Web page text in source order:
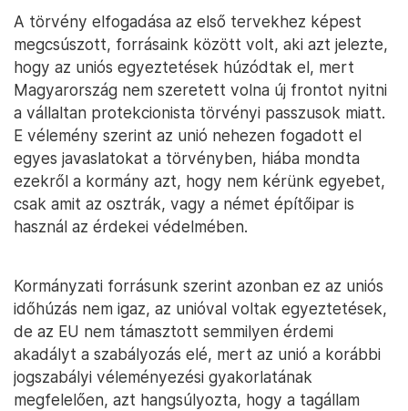
A törvény elfogadása az első tervekhez képest
megcsúszott, forrásaink között volt, aki azt jelezte,
hogy az uniós egyeztetések húzódtak el, mert
Magyarország nem szeretett volna új frontot nyitni
a vállaltan protekcionista törvényi passzusok miatt.
E vélemény szerint az unió nehezen fogadott el
egyes javaslatokat a törvényben, hiába mondta
ezekről a kormány azt, hogy nem kérünk egyebet,
csak amit az osztrák, vagy a német építőipar is
használ az érdekei védelmében.
Kormányzati forrásunk szerint azonban ez az uniós
időhúzás nem igaz, az unióval voltak egyeztetések,
de az EU nem támasztott semmilyen érdemi
akadályt a szabályozás elé, mert az unió a korábbi
jogszabályi véleményezési gyakorlatának
megfelelően, azt hangsúlyozta, hogy a tagállam